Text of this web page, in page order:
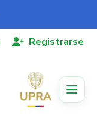
Registrarse